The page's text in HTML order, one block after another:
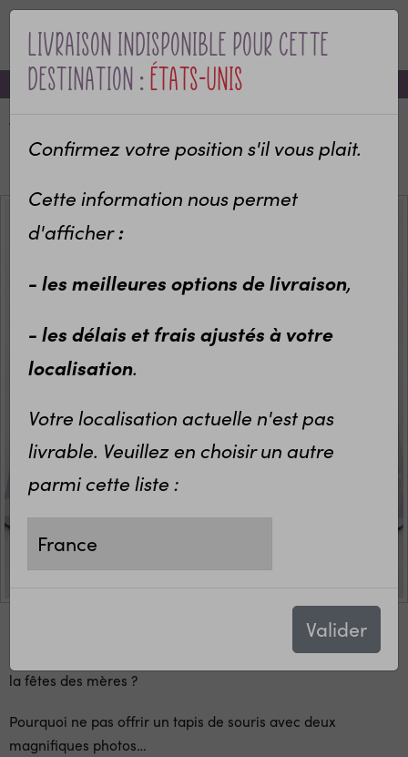
MENU
-10% sur votre première commande avec le code bienvenue
Livraison indisponible pour cette
destination :États-Unis
Confirmez votre position s'il vous plait.
Cette information nous permet
d'afficher:
- les meilleures options de livraison,
- les délais et frais ajustés à votre
localisation.
Votre localisation actuelle n'est pas
livrable. Veuillez en choisir un autre
parmi cette liste :
Valider
Idées cadeaux pour Grand-mère
Tapis de souris personnalisé avec 2 photos
Besnoi d'un cadeau pour la fête des grands mères ou pour
la fêtes des mères ?
Pourquoi ne pas offrir un tapis de souris avec deux
magnifiques photos…